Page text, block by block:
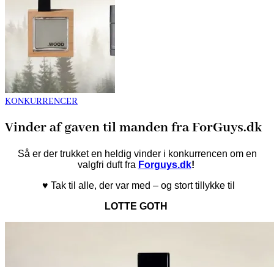
KONKURRENCER
Vinder af gaven til manden fra ForGuys.dk
Så er der trukket en heldig vinder i konkurrencen om en
valgfri duft fra Forguys.dk!
♥ Tak til alle, der var med – og stort tillykke til
LOTTE GOTH